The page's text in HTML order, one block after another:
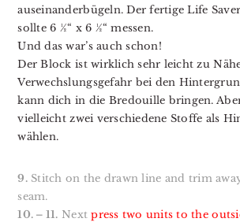
auseinanderbügeln. Der fertige Life
sollte 6 ½“ x 6 ½“ messen.
Und das war’s auch schon!
Der Block ist wirklich sehr leicht zu
Verwechslungsgefahr bei den
kann dich in die Bredouille bringen.
vielleicht zwei verschiedene Stoffe als
wählen.
9.Stitch on the drawn line and trim
seam.
10. – 11. Nextpress two units to the